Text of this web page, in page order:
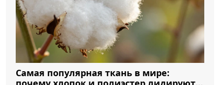
Самая популярная ткань в мире: